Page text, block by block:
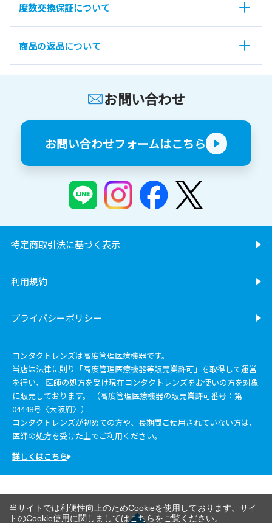
度数交換保証について
商品の返品について
お問い合わせ
お問い合わせフォームはこちら
特定商取引法に基づく表示
利用規約
プライバシーポリシー
コンタクトレンズは高度管理医療機器です。
当店は法律に則り「高度管理医療機器等販売業許可」を取得して運営
を行い、 医師の処方を受け現在コンタクトレンズをお使いの方を対象
に販売しております。 （高度管理医療機器の販売業許可番号：第
04448号〈大阪府〉）
コンタクトレンズが初めての方や、長期間ご使用されていない方は、
医師の処方を受けた上でご利用ください。
詳しくはこちら
当サイトでは利便性向上のためCookieを使用しております。サイ
トのCookie使用に関しましてはこちらをご覧ください。